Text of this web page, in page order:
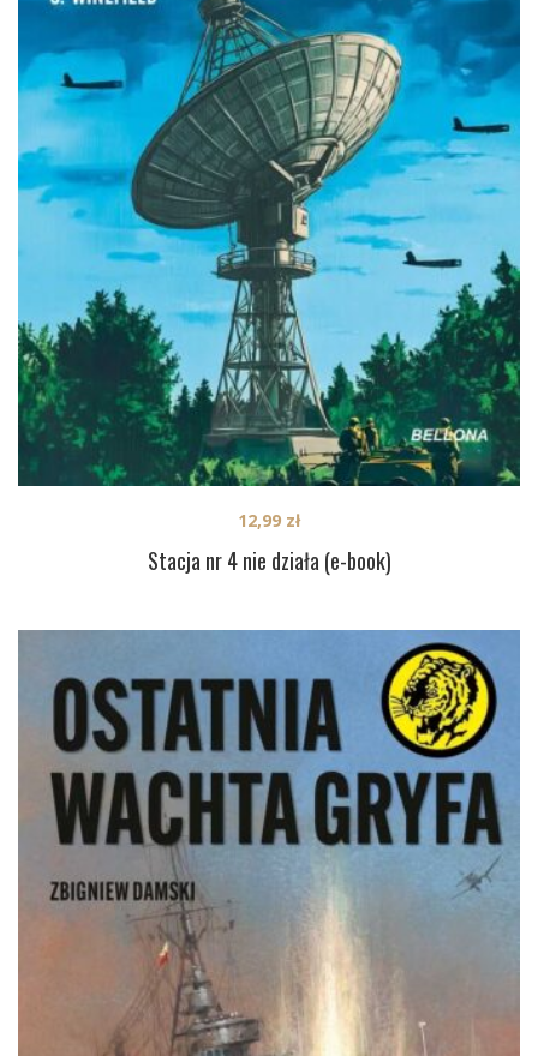
Stacja nr 4 nie działa (e-book)
12,99 zł